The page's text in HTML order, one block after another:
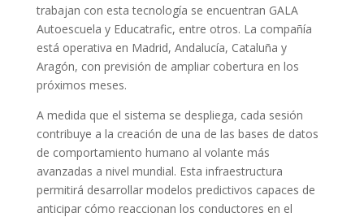
trabajan con esta tecnología se encuentran GALA
Autoescuela y Educatrafic, entre otros. La compañía
está operativa en Madrid, Andalucía, Cataluña y
Aragón, con previsión de ampliar cobertura en los
próximos meses.
A medida que el sistema se despliega, cada sesión
contribuye a la creación de una de las bases de datos
de comportamiento humano al volante más
avanzadas a nivel mundial. Esta infraestructura
permitirá desarrollar modelos predictivos capaces de
anticipar cómo reaccionan los conductores en el